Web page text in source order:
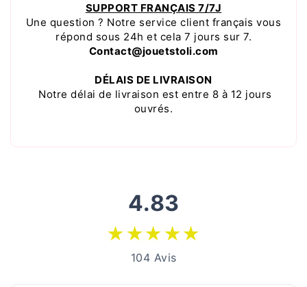
SUPPORT FRANÇAIS 7/7J
Une question ? Notre service client français vous
répond sous 24h et cela 7 jours sur 7.
Contact@jouetstoli.com
DÉLAIS DE LIVRAISON
Notre délai de livraison est entre 8 à 12 jours
ouvrés.
4.83
★★★★★
104 Avis